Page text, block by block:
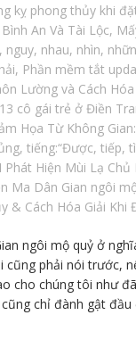
kỵ phong thủy khi
An Và Tài Lộc,
, nguy, nhau, nhìn,
, Phần mềm tắt
Lường và Cách
cô gái trẻ ở Điền
Họa Từ Không
, tiếng:“Được, tiếp,
Phát Hiện Mùi Lạ
Ma Dân Gian ngôi
& Cách Hóa Giải Khi
ngôi mộ quỷ ở
cũng phải nói trước,
cho chúng tôi như
chỉ đành gật